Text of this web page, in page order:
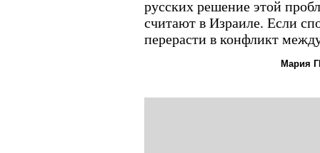
русских решение этой
считают в Израиле. Если
перерасти в конфликт
Мария